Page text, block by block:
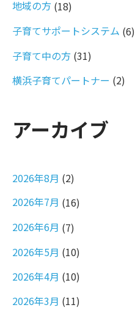
地域の方 (18)
子育てサポートシステム (6)
子育て中の方 (31)
横浜子育てパートナー (2)
アーカイブ
2026年8月 (2)
2026年7月 (16)
2026年6月 (7)
2026年5月 (10)
2026年4月 (10)
2026年3月 (11)